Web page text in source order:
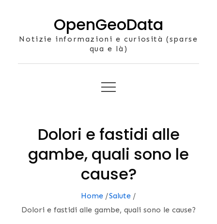
OpenGeoData
Notizie informazioni e curiosità (sparse
qua e là)
Dolori e fastidi alle
gambe, quali sono le
cause?
Home
Salute
Dolori e fastidi alle gambe, quali sono le cause?